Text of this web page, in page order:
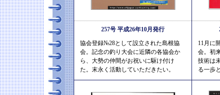
257号 平成26年10月発行
協会登録№28として設立された島根協
会。記念の釣り大会に近隣の各協会か
ら、大勢の仲間がお祝いに駆け付け
た。末永く活動していただきたい。
11月に
会。初
技術は
る一歩